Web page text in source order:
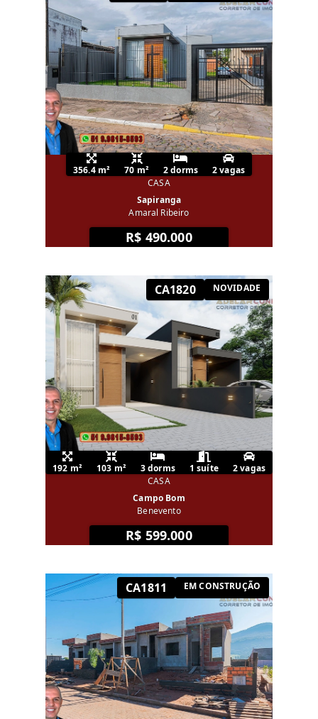
356.4 m² 70 m² 2 dorms
2 vagas
CASA
Sapiranga
Amaral Ribeiro
R$ 490.000
CA1820 NOVIDADE
192 m² 103 m² 3 dorms 1 suíte
2 vagas
CASA
Campo Bom
Benevento
R$ 599.000
CA1811 EM CONSTRUÇÃO